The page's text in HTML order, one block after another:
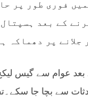
کی ٹیمیں
کے بعد
پر دھماکہ
عوام سے گیس
سے بچا جا